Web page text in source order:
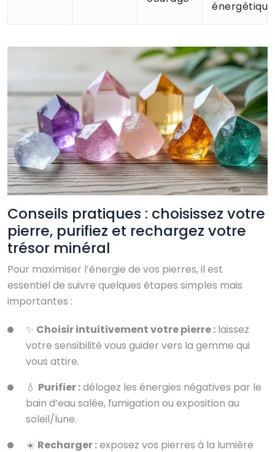
énergétique
Conseils pratiques : choisissez votre
pierre, purifiez et rechargez votre
trésor minéral
Pour maximiser l’énergie de vos pierres, il est
essentiel de suivre quelques étapes simples mais
importantes :
✨ Choisir intuitivement votre pierre : laissez
votre sensibilité vous guider vers la gemme qui
vous attire.
💧 Purifier :délogez les énergies négatives par le
bain d’eau salée, fumigation ou exposition au
soleil/lune.
☀️ Recharger :exposez vos pierres à la lumière